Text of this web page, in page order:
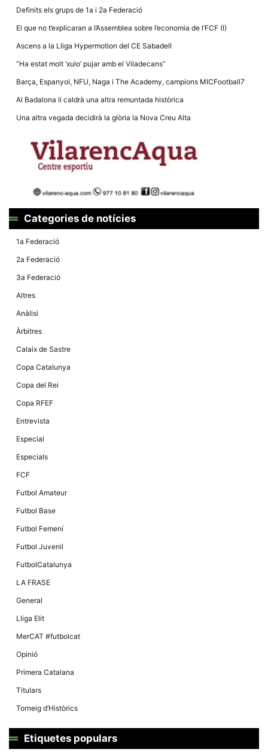
Definits els grups de 1a i 2a Federació
El que no t’explicaran a l’Assemblea sobre l’economia de l’FCF (I)
Ascens a la Lliga Hypermotion del CE Sabadell
“Ha estat molt ‘xulo’ pujar amb el Viladecans”
Barça, Espanyol, NFU, Naga i The Academy, campions MICFootball7
Al Badalona li caldrà una altra remuntada històrica
Una altra vegada decidirà la glòria la Nova Creu Alta
Categories de notícies
1a Federació
2a Federació
3a Federació
Altres
Anàlisi
Àrbitres
Calaix de Sastre
Copa Catalunya
Copa del Rei
Copa RFEF
Entrevista
Especial
Especials
FCF
Futbol Amateur
Futbol Base
Futbol Femení
Futbol Juvenil
FutbolCatalunya
LA FRASE
General
Lliga Elit
MerCAT #futbolcat
Opinió
Primera Catalana
Titulars
Torneig d’Històrics
Etiquetes populars